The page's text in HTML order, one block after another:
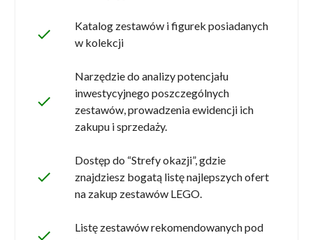
done
Katalog zestawów i figurek posiadanych
w kolekcji
done
Narzędzie do analizy potencjału
inwestycyjnego poszczególnych
zestawów, prowadzenia ewidencji ich
zakupu i sprzedaży.
done
Dostęp do “Strefy okazji”, gdzie
znajdziesz bogatą listę najlepszych ofert
na zakup zestawów LEGO.
done
Listę zestawów rekomendowanych pod